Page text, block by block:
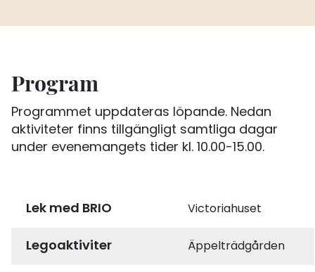
Program
Programmet uppdateras löpande. Nedan
aktiviteter finns tillgängligt samtliga dagar
under evenemangets tider kl. 10.00-15.00.
Lek med BRIO Victoriahuset
Legoaktiviter Äppelträdgården